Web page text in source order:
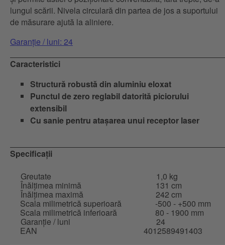
lungul scării. Nivela circulară din partea de jos a suportului
de măsurare ajută la aliniere.
Garanție / luni: 24
Caracteristici
Structură robustă din aluminiu eloxat
Punctul de zero reglabil datorită piciorului
extensibil
Cu sanie pentru atașarea unui receptor laser
Specificații
Greutate
1,0 kg
Înălțimea minimă 131 cm
Înălțimea maximă 242 cm
Scala milimetrică superioară -500 - +500 mm
Scala milimetrică inferioară 80 - 1900 mm
Garanție / luni 24
EAN
4012589491403